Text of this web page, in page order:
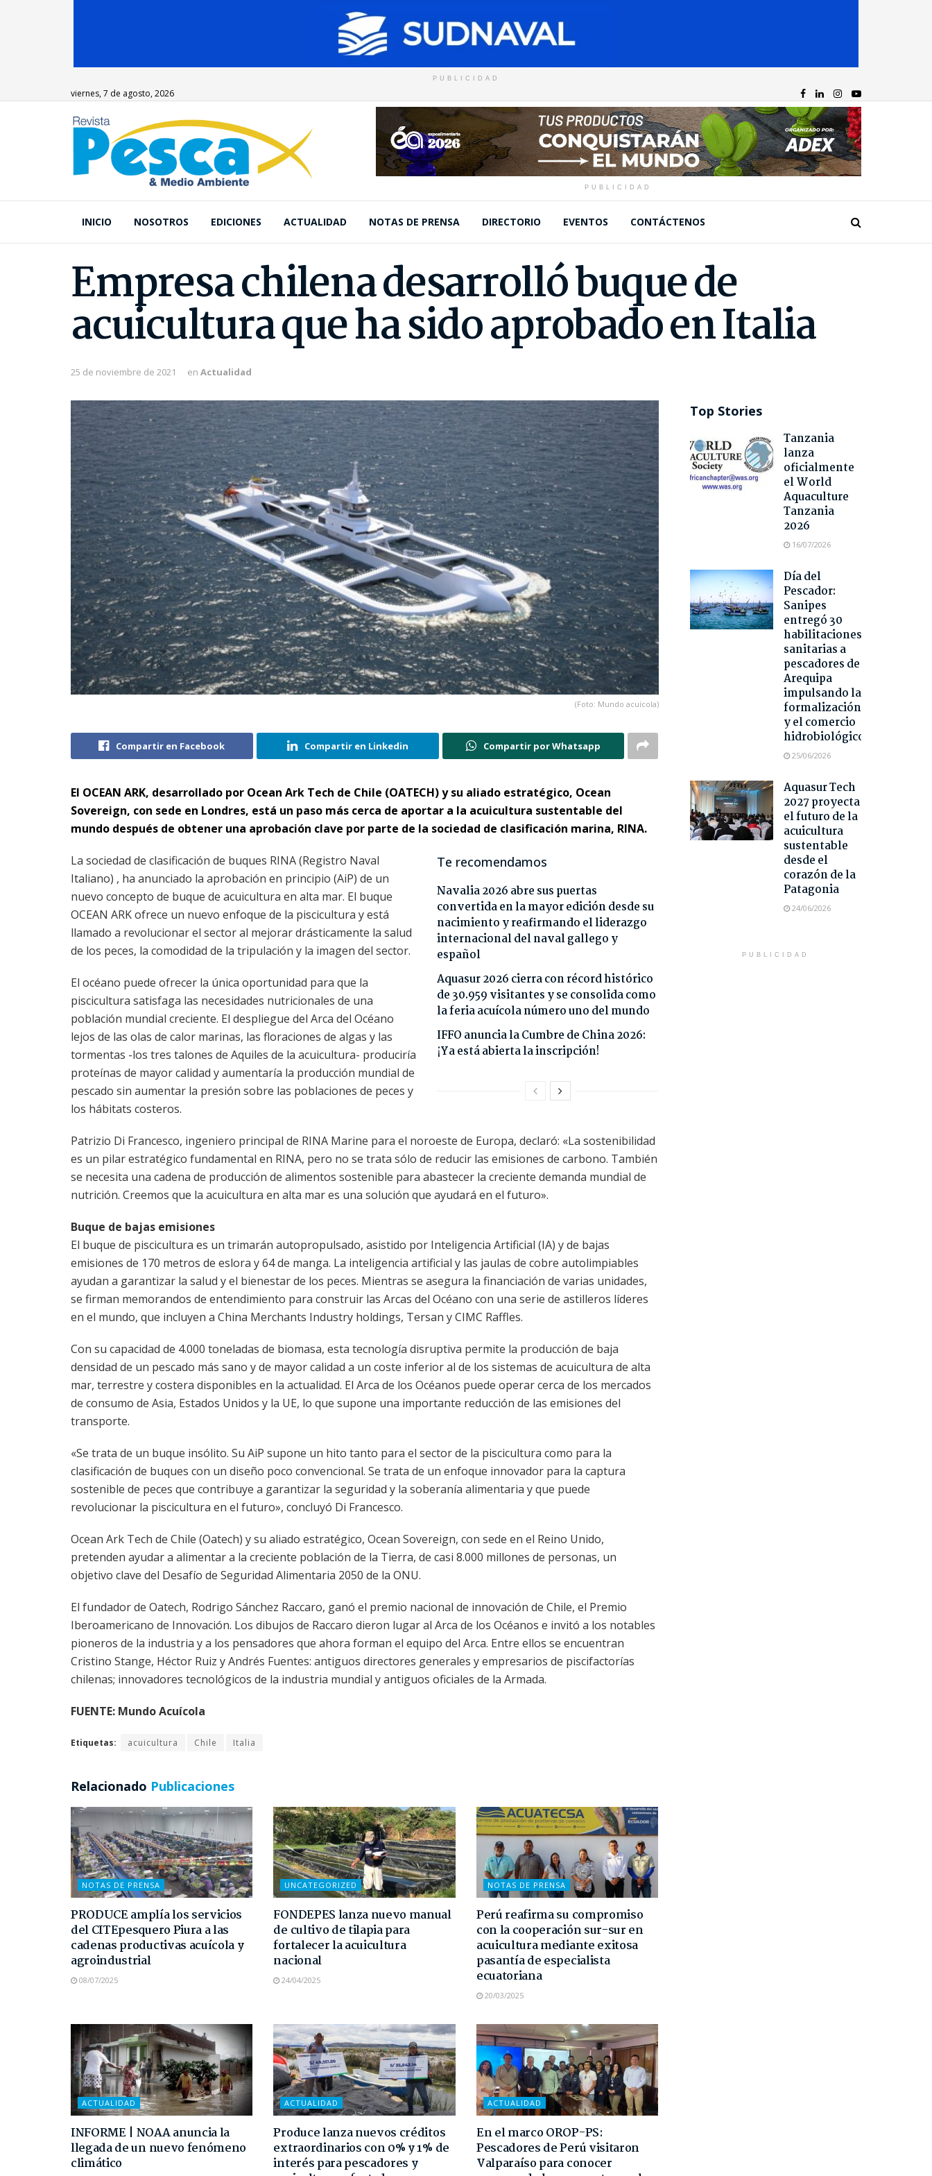
PUBLICIDAD
viernes, 7 de agosto, 2026
PUBLICIDAD
INICIO NOSOTROS EDICIONES ACTUALIDAD NOTAS DE PRENSA DIRECTORIO EVENTOS CONTÁCTENOS
Empresa chilena desarrolló buque de
acuicultura que ha sido aprobado en Italia
25 de noviembre de 2021 en Actualidad
(Foto: Mundo acuícola)
Compartir en Facebook Compartir en Linkedin Compartir por Whatsapp
El OCEAN ARK, desarrollado por Ocean Ark Tech de Chile (OATECH) y su aliado estratégico, Ocean
Sovereign, con sede en Londres, está un paso más cerca de aportar a la acuicultura sustentable del
mundo después de obtener una aprobación clave por parte de la sociedad de clasificación marina, RINA.
Te recomendamos
Navalia 2026 abre sus puertas
convertida en la mayor edición desde su
nacimiento y reafirmando el liderazgo
internacional del naval gallego y
español
Aquasur 2026 cierra con récord histórico
de 30.959 visitantes y se consolida como
la feria acuícola número uno del mundo
IFFO anuncia la Cumbre de China 2026:
¡Ya está abierta la inscripción!
La sociedad de clasificación de buques RINA (Registro Naval
Italiano) , ha anunciado la aprobación en principio (AiP) de un
nuevo concepto de buque de acuicultura en alta mar. El buque
OCEAN ARK ofrece un nuevo enfoque de la piscicultura y está
llamado a revolucionar el sector al mejorar drásticamente la salud
de los peces, la comodidad de la tripulación y la imagen del sector.
El océano puede ofrecer la única oportunidad para que la
piscicultura satisfaga las necesidades nutricionales de una
población mundial creciente. El despliegue del Arca del Océano
lejos de las olas de calor marinas, las floraciones de algas y las
tormentas -los tres talones de Aquiles de la acuicultura- produciría
proteínas de mayor calidad y aumentaría la producción mundial de
pescado sin aumentar la presión sobre las poblaciones de peces y
los hábitats costeros.
Patrizio Di Francesco, ingeniero principal de RINA Marine para el noroeste de Europa, declaró: «La sostenibilidad
es un pilar estratégico fundamental en RINA, pero no se trata sólo de reducir las emisiones de carbono. También
se necesita una cadena de producción de alimentos sostenible para abastecer la creciente demanda mundial de
nutrición. Creemos que la acuicultura en alta mar es una solución que ayudará en el futuro».
Buque de bajas emisiones
El buque de piscicultura es un trimarán autopropulsado, asistido por Inteligencia Artificial (IA) y de bajas
emisiones de 170 metros de eslora y 64 de manga. La inteligencia artificial y las jaulas de cobre autolimpiables
ayudan a garantizar la salud y el bienestar de los peces. Mientras se asegura la financiación de varias unidades,
se firman memorandos de entendimiento para construir las Arcas del Océano con una serie de astilleros líderes
en el mundo, que incluyen a China Merchants Industry holdings, Tersan y CIMC Raffles.
Con su capacidad de 4.000 toneladas de biomasa, esta tecnología disruptiva permite la producción de baja
densidad de un pescado más sano y de mayor calidad a un coste inferior al de los sistemas de acuicultura de alta
mar, terrestre y costera disponibles en la actualidad. El Arca de los Océanos puede operar cerca de los mercados
de consumo de Asia, Estados Unidos y la UE, lo que supone una importante reducción de las emisiones del
transporte.
«Se trata de un buque insólito. Su AiP supone un hito tanto para el sector de la piscicultura como para la
clasificación de buques con un diseño poco convencional. Se trata de un enfoque innovador para la captura
sostenible de peces que contribuye a garantizar la seguridad y la soberanía alimentaria y que puede
revolucionar la piscicultura en el futuro», concluyó Di Francesco.
Ocean Ark Tech de Chile (Oatech) y su aliado estratégico, Ocean Sovereign, con sede en el Reino Unido,
pretenden ayudar a alimentar a la creciente población de la Tierra, de casi 8.000 millones de personas, un
objetivo clave del Desafío de Seguridad Alimentaria 2050 de la ONU.
El fundador de Oatech, Rodrigo Sánchez Raccaro, ganó el premio nacional de innovación de Chile, el Premio
Iberoamericano de Innovación. Los dibujos de Raccaro dieron lugar al Arca de los Océanos e invitó a los notables
pioneros de la industria y a los pensadores que ahora forman el equipo del Arca. Entre ellos se encuentran
Cristino Stange, Héctor Ruiz y Andrés Fuentes: antiguos directores generales y empresarios de piscifactorías
chilenas; innovadores tecnológicos de la industria mundial y antiguos oficiales de la Armada.
FUENTE: Mundo Acuícola
Etiquetas: acuicultura Chile Italia
Relacionado Publicaciones
NOTAS DE PRENSA
PRODUCE amplía los servicios
del CITEpesquero Piura a las
cadenas productivas acuícola y
agroindustrial
08/07/2025
UNCATEGORIZED
FONDEPES lanza nuevo manual
de cultivo de tilapia para
fortalecer la acuicultura
nacional
24/04/2025
NOTAS DE PRENSA
Perú reafirma su compromiso
con la cooperación sur-sur en
acuicultura mediante exitosa
pasantía de especialista
ecuatoriana
20/03/2025
ACTUALIDAD
INFORME | NOAA anuncia la
llegada de un nuevo fenómeno
climático
ACTUALIDAD
Produce lanza nuevos créditos
extraordinarios con 0% y 1% de
interés para pescadores y
ACTUALIDAD
En el marco OROP-PS:
Pescadores de Perú visitaron
Valparaíso para conocer
Top Stories
Tanzania
lanza
oficialmente
el World
Aquaculture
Tanzania
2026
16/07/2026
Día del
Pescador:
Sanipes
entregó 30
habilitaciones
sanitarias a
pescadores de
Arequipa
impulsando la
formalización
y el comercio
hidrobiológico
25/06/2026
Aquasur Tech
2027 proyecta
el futuro de la
acuicultura
sustentable
desde el
corazón de la
Patagonia
24/06/2026
PUBLICIDAD